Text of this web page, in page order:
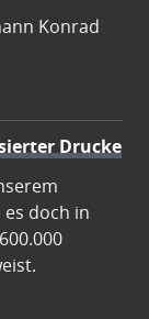
Konrad
Drucke
doch in